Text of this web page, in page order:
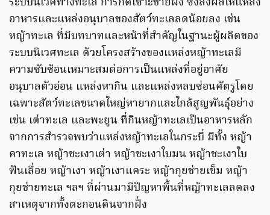
อาหารและแหล่งอนุบาลของสัตว์ทะเลลดน้อยลง เช่น
หญ้าทะเล ที่มีบทบาทและหน้าที่สำคัญในฐานะผู้ผลิตของ
ระบบนิเวศทะเล ด้วยโครงสร้างของแหล่งหญ้าทะเลมี
ความซับซ้อนเหมาะสมต่อการเป็นแหล่งที่อยู่อาศัย
อนุบาลตัวอ่อน แหล่งหากิน และแหล่งหลบซ่อนศัตรูโดย
เฉพาะสัตว์ทะเลขนาดใหญ่หายากและใกล้สูญพันธุ์อย่าง
เช่น เต่าทะเล และพะยูน ที่กินหญ้าทะเลเป็นอาหารหลัก
จากการสำรวจพบว่าแหล่งหญ้าทะเลในกระบี่ มีทั้ง หญ้า
คาทะเล หญ้าชะเงาเต่า หญ้าชะเงาใบมน หญ้าชะเงาใบ
ฟันเลื่อย หญ้าเงา หญ้าเงาแคระ หญ้ากุยช่ายเข็ม หญ้า
กุยช่ายทะเล ฯลฯ ที่ผ่านมามีปัญหาพื้นที่หญ้าทะเลลดลง
สาเหตุจากทั้งตะกอนดินจากฝั่ง